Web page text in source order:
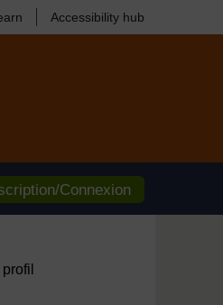
Accessibility hub
Connexion